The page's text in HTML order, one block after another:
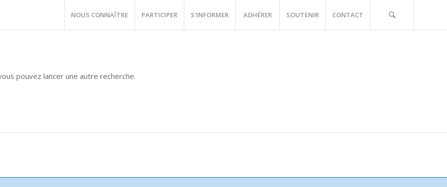
NOUS CONNAÎTRE PARTICIPER S’INFORMER ADHÉRER SOUTENIR CONTACT
pouvez lancer une autre recherche.